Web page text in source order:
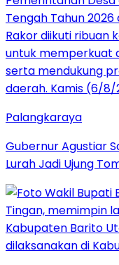
Palangkaraya
Gubernur Agustiar
Lurah Jadi Ujung